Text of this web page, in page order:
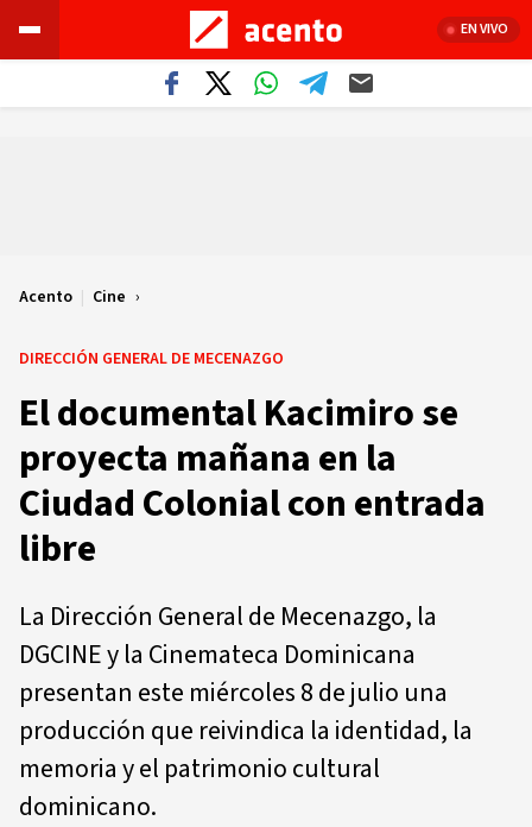
EN VIVO
Acento | Cine
DIRECCIÓN GENERAL DE MECENAZGO
El documental Kacimiro se
proyecta mañana en la
Ciudad Colonial con entrada
libre
La Dirección General de Mecenazgo, la
DGCINE y la Cinemateca Dominicana
presentan este miércoles 8 de julio una
producción que reivindica la identidad, la
memoria y el patrimonio cultural
dominicano.